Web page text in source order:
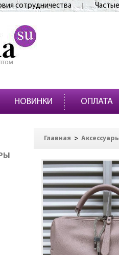
сотрудничества
НОВИНКИ ОПЛАТА
Главная >